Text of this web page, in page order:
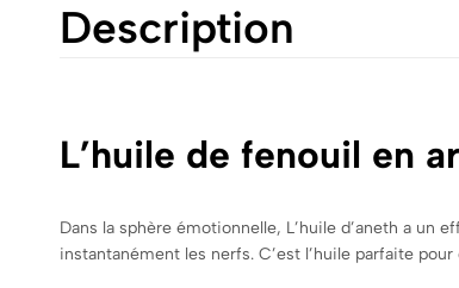
Description
L’huile de fenouil en
Dans la sphère émotionnelle, L’huile d’aneth a
instantanément les nerfs. C’est l’huile parfaite